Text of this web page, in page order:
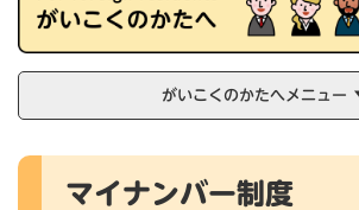
がいこくのかたへメニュー
本
マイナンバー制度